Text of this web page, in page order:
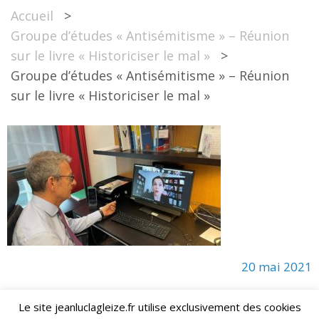
Accueil
>
Groupe d’études « Antisémitisme » – Réunion
sur le livre « Historiciser le mal »
>
Groupe d’études « Antisémitisme » – Réunion
sur le livre « Historiciser le mal »
20 mai 2021
Le site jeanluclagleize.fr utilise exclusivement des cookies